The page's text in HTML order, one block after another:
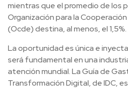
mientras que el promedio de los
Organización para la
(Ocde) destina, al menos, el 1,5%.
La oportunidad es única e
será fundamental en una
atención mundial. La Guía de
Transformación Digital, de IDC,